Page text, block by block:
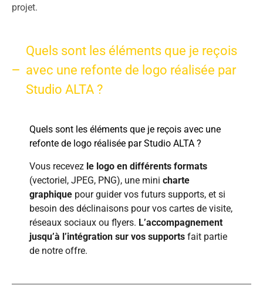
projet.
Quels sont les éléments que je reçois
avec une refonte de logo réalisée par
Studio ALTA ?
Quels sont les éléments que je reçois avec une
refonte de logo réalisée par Studio ALTA ?
Vous recevez le logo en différents formats
(vectoriel, JPEG, PNG), une mini charte
graphique pour guider vos futurs supports, et si
besoin des déclinaisons pour vos cartes de visite,
réseaux sociaux ou flyers. L’accompagnement
jusqu’à l’intégration sur vos supports fait partie
de notre offre.